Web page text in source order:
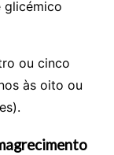
glicémico
ou cinco
às oito ou